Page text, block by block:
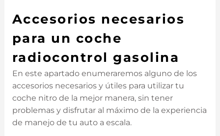
Accesorios necesarios
para un coche
radiocontrol gasolina
En este apartado enumeraremos alguno de los
accesorios necesarios y útiles para utilizar tu
coche nitro de la mejor manera, sin tener
problemas y disfrutar al máximo de la experiencia
de manejo de tu auto a escala.